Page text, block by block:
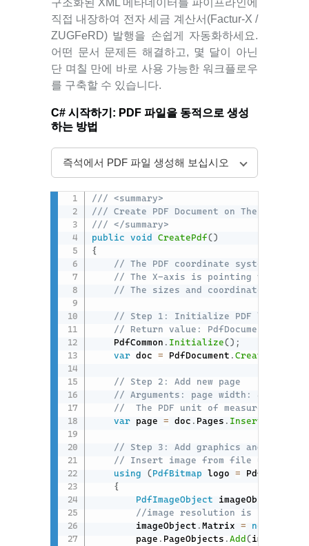
구조화된 XML 메타데이터를 파이프라인에
직접 내장하여 전자 세금 계산서(Factur-X /
ZUGFeRD) 발행을 손쉽게 자동화하세요.
어떤 문서 문제든 해결하고, 몇 달이 아닌
단 며칠 만에 바로 사용 가능한 워크플로우
를 구축할 수 있습니다.
C# 시작하기: PDF 파일을 동적으로 생성
하는 방법
즉석에서 PDF 파일 생성해 보십시오
/// <summary>
/// Create PDF Document on The Fly in
/// </summary>
public void CreatePdf()
{
// The PDF coordinate system
// The X-axis is pointing to the
// The sizes and coordinates in
// Step 1: Initialize PDF library
// Return value: PdfDocument main
    PdfCommon
. Initialize() ;
var doc = PdfDocument . CreateNew
// Step 2: Add new page
// Arguments: page width: 8.27",
//  The PDF unit of measure is
var page = doc . Pages . InsertPageAt
// Step 3: Add graphics and text
// Insert image from file using
using
(PdfBitmap logo = PdfBitmap
{
PdfImageObject imageObject
//image resolution is 300 DPI
        imageObject
. Matrix = new
        page
. PageObjects . Add (